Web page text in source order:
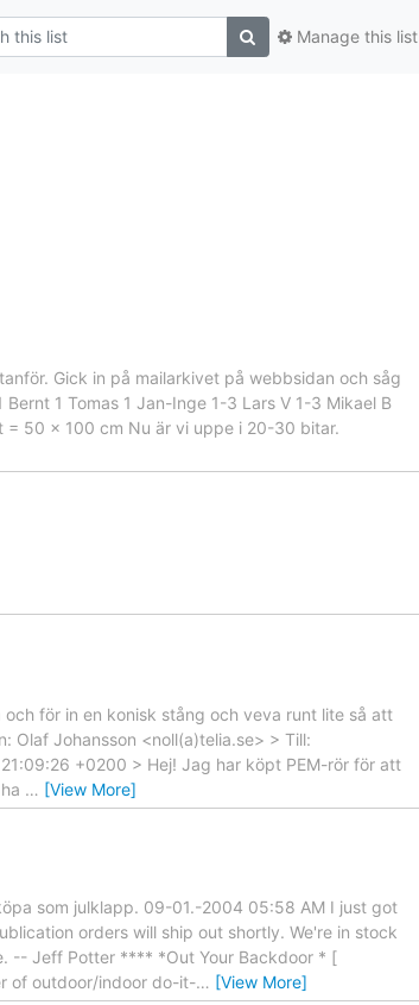
Manage this list
Gick in på mailarkivet på webbsidan och såg
1 Tomas 1 Jan-Inge 1-3 Lars V 1-3 Mikael B
= 50 x 100 cm Nu är vi uppe i 20-30 bitar.
för in en konisk stång och veva runt lite så att
Olaf Johansson <noll(a)telia.se> > Till:
+0200 > Hej! Jag har köpt PEM-rör för att
… [View More]
som julklapp. 09-01.-2004 05:58 AM I just got
orders will ship out shortly. We're in stock
-- Jeff Potter **** *Out Your Backdoor * [
of outdoor/indoor do-it-… [View More]